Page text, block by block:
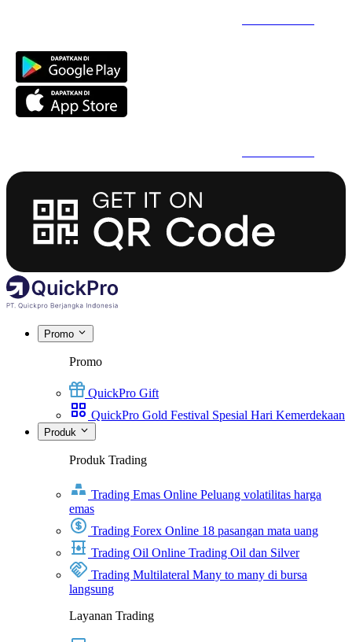
Promo
Promo
QuickPro Gift
QuickPro Gold Festival Spesial Hari Kemerdekaan
Produk
Produk Trading
Trading Emas Online Peluang volatilitas harga
emas
Trading Forex Online 18 pasangan mata uang
Trading Oil Online Trading Oil dan Silver
Trading Multilateral Many to many di bursa
langsung
Layanan Trading